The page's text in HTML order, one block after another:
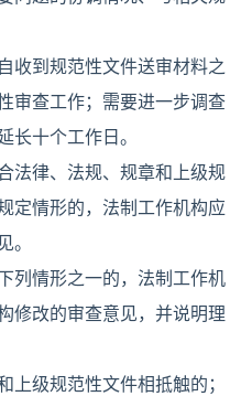
收到规范性文件送审材料之
审查工作；需要进一步调查
长十个工作日。
法律、法规、规章和上级规
定情形的，法制工作机构应
。
列情形之一的，法制工作机
修改的审查意见，并说明理
上级规范性文件相抵触的；